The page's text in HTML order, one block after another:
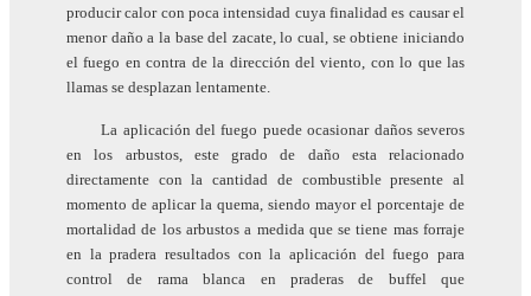
producir calor con poca intensidad cuya finalidad es causar el
menor daño a la base del zacate, lo cual, se obtiene iniciando
el fuego en contra de la dirección del viento, con lo que las
llamas se desplazan lentamente.
La aplicación del fuego puede ocasionar daños severos
en los arbustos, este grado de daño esta relacionado
directamente con la cantidad de combustible presente al
momento de aplicar la quema, siendo mayor el porcentaje de
mortalidad de los arbustos a medida que se tiene mas forraje
en la pradera resultados con la aplicación del fuego para
control de rama blanca en praderas de buffel que